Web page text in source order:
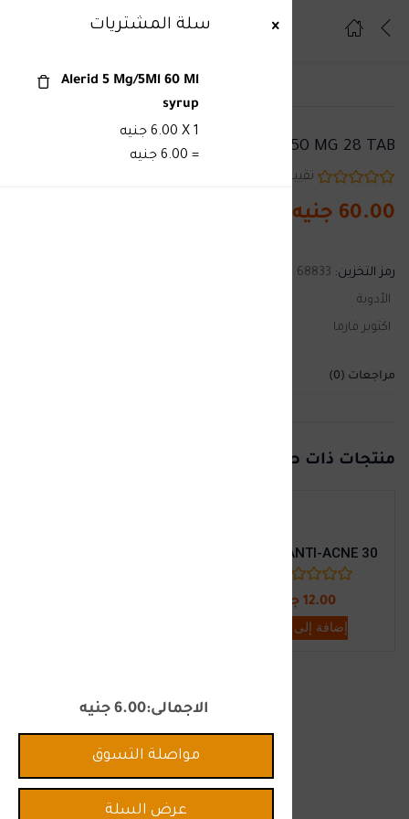
تسجيل دخول تسجيل
ادخل اسم المستخدم وكلمة المرور للدخول.
XTENSION 150 MG 28 TAB
تقييمات الزبائن
60.00 جنيه
رمز التخزين: 68833
الأدوية
اكتوبر فارما
مراجعات (0)
منتجات ذات صلة
ADAGEL ANTI-ACNE 30
12.00 جنيه
إضافة إلى السلة
سلة المشتريات
Alerid 5 Mg/5Ml 60 Ml
syrup
1
6.00 جنيه
=
6.00 جنيه
الاجمالى 6.00 جنيه
مواصلة التسوق
عرض السلة